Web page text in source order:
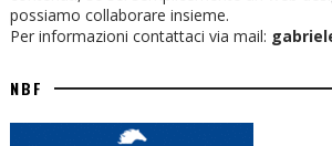
possiamo collaborare insieme.
Per informazioni contattaci via mail:
NBF